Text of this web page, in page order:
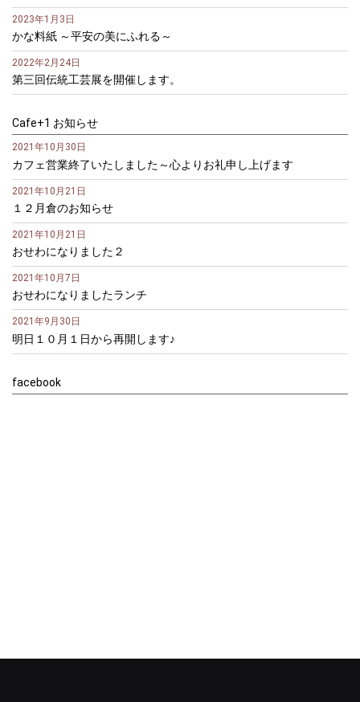
2023年1月3日
かな料紙 ～平安の美にふれる～
2022年2月24日
第三回伝統工芸展を開催します。
Cafe+1 お知らせ
2021年10月30日
カフェ営業終了いたしました～心よりお礼申し上げます
2021年10月21日
１２月倉のお知らせ
2021年10月21日
おせわになりました２
2021年10月7日
おせわになりましたランチ
2021年9月30日
明日１０月１日から再開します♪
facebook